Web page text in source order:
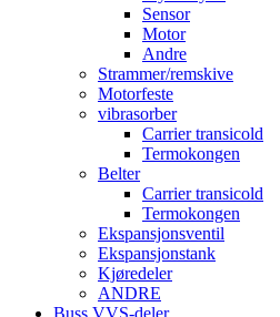
Sensor
Motor
Andre
Strammer/remskive
Motorfeste
vibrasorber
Carrier transicold
Termokongen
Belter
Carrier transicold
Termokongen
Ekspansjonsventil
Ekspansjonstank
Kjøredeler
ANDRE
Buss VVS-deler